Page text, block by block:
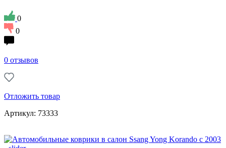
0
0
0 отзывов
Отложить товар
Артикул: 73333